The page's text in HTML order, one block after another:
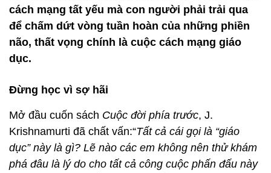
cách mạng tất yếu mà con người phải trải qua
để chấm dứt vòng tuần hoàn của những phiền
não, thất vọng chính là cuộc cách mạng giáo
dục.
Đừng học vì sợ hãi
Mở đầu cuốn sách Cuộc đời phía trước, J.
Krishnamurti đã chất vấn:“Tất cả cái gọi là “giáo
dục” này là gì? Lẽ nào các em không nên thử khám
phá đâu là lý do cho tất cả công cuộc phấn đấu này